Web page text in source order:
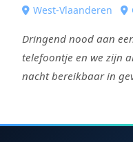
West-Vlaanderen
Dringend nood aan
telefoontje en we zijn
nacht bereikbaar in